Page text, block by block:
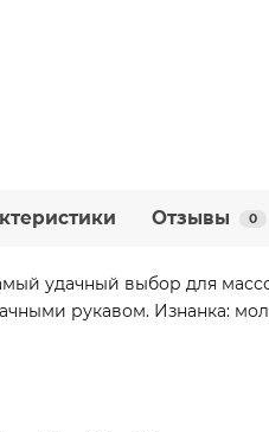
Отзывы 0
удачный выбор для
рукавом. Изнанка: